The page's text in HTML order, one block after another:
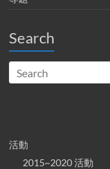
Search
活動
2015~2020 活動